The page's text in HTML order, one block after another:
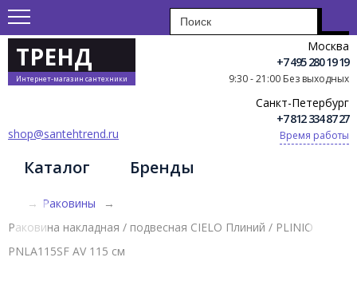
ТРЕНД
Интернет-магазин сантехники
Москва
+7 495 280 19 19
9:30 - 21:00 Без выходных
Санкт-Петербург
+7 812 334 87 27
Время работы
shop@santehtrend.ru
Каталог Бренды
→ Раковины
→
Раковина накладная / подвесная CIELO Плиний / PLINIO
PNLA115SF AV 115 см